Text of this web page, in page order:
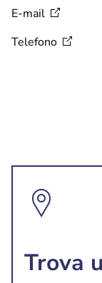
E-mail
Telefono
Trova